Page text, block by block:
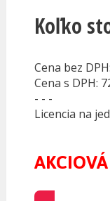
Koľko
Cena bez
Cena s DPH:
- - -
Licencia na